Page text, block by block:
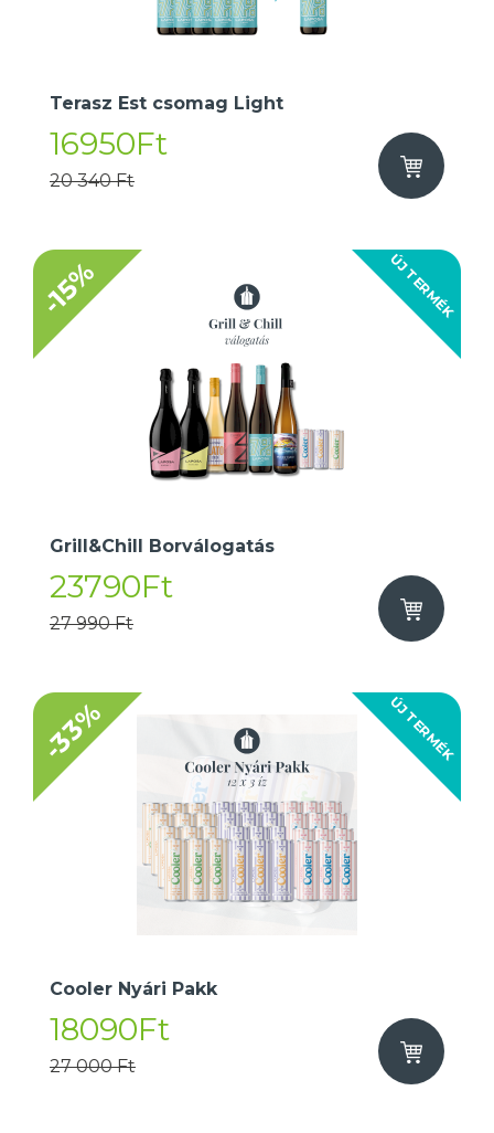
Terasz Est csomag Light
16950Ft
20 340 Ft
ÚJ TERMÉK
-15%
Grill&Chill Borválogatás
23790Ft
27 990 Ft
ÚJ TERMÉK
-33%
Cooler Nyári Pakk
18090Ft
27 000 Ft